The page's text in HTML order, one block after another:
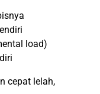
load)
cepat lelah,